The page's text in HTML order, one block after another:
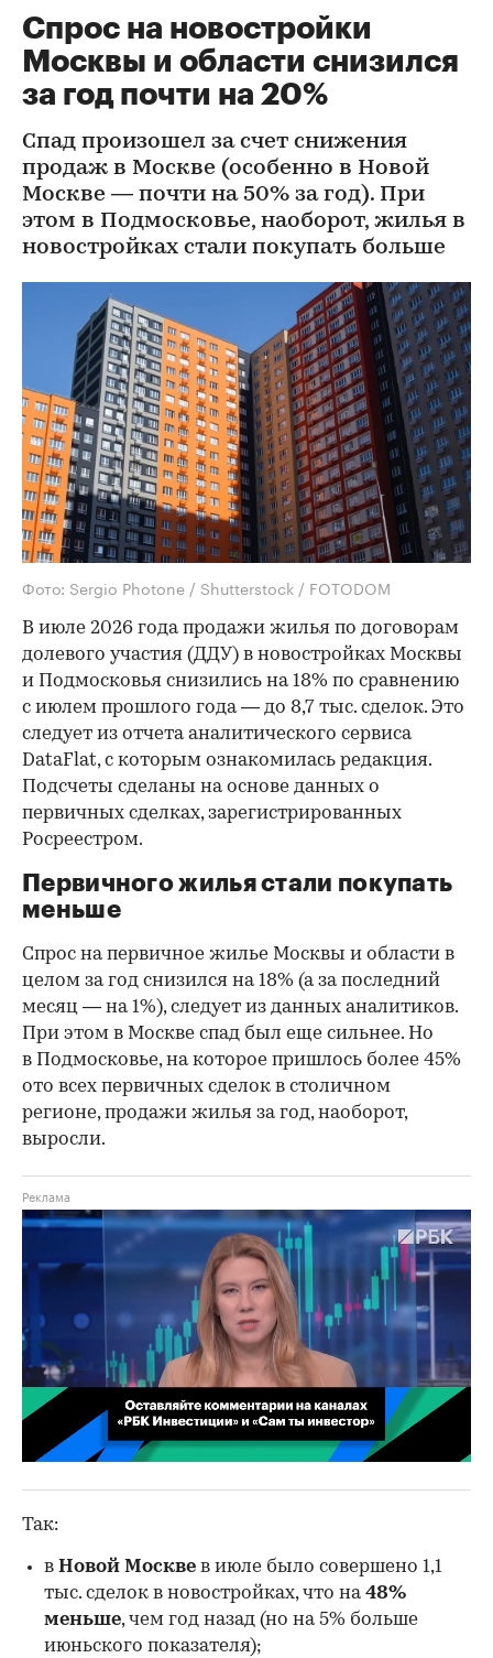
Спрос на новостройки
Москвы и области снизился
за год почти на 20%
Спад произошел за счет снижения
продаж в Москве (особенно в Новой
Москве — почти на 50% за год). При
этом в Подмосковье, наоборот, жилья в
новостройках стали покупать больше
Фото: Sergio Photone / Shutterstock / FOTODOM
В июле 2026 года продажи жилья по договорам
долевого участия (ДДУ) в новостройках Москвы
и Подмосковья снизились на 18% по сравнению
с июлем прошлого года — до 8,7 тыс. сделок. Это
следует из отчета аналитического сервиса
DataFlat, с которым ознакомилась редакция.
Подсчеты сделаны на основе данных о
первичных сделках, зарегистрированных
Росреестром.
Первичного жилья стали покупать
меньше
Спрос на первичное жилье Москвы и области в
целом за год снизился на 18% (а за последний
месяц — на 1%), следует из данных аналитиков.
При этом в Москве спад был еще сильнее. Но
в Подмосковье, на которое пришлось более 45%
ото всех первичных сделок в столичном
регионе, продажи жилья за год, наоборот,
выросли.
Так:
в Новой Москве в июле было совершено 1,1
тыс. сделок в новостройках, что на48%
меньше, чем год назад (но на 5% больше
июньского показателя);